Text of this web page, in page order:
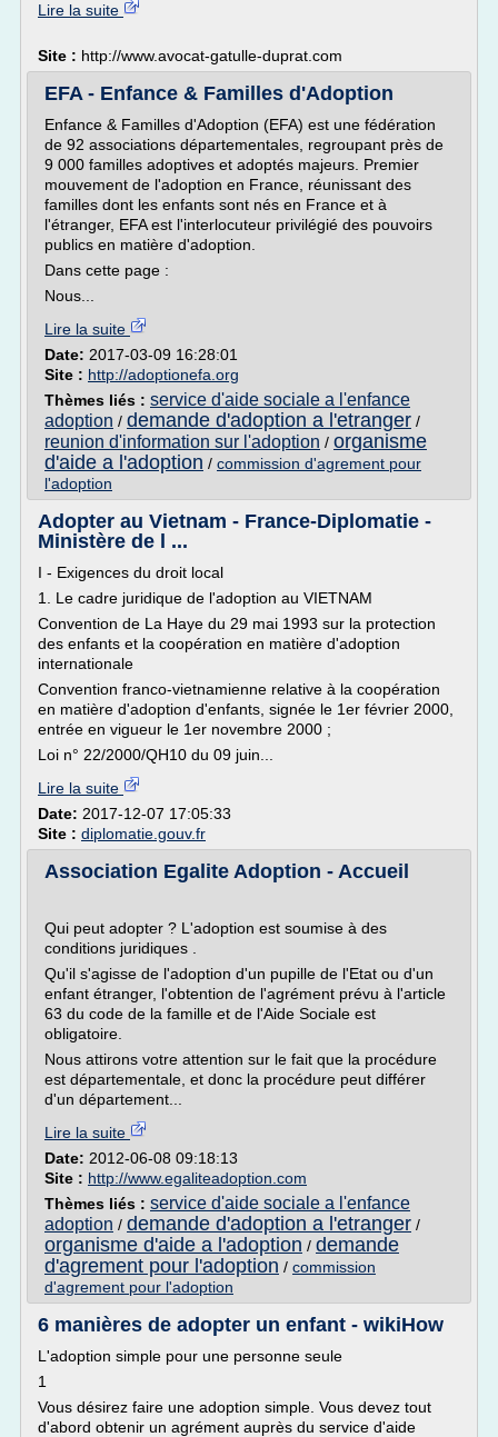
Lire la suite
Site : http://www.avocat-gatulle-duprat.com
EFA - Enfance & Familles d'Adoption
Enfance & Familles d'Adoption (EFA) est une fédération
de 92 associations départementales, regroupant près de
9 000 familles adoptives et adoptés majeurs. Premier
mouvement de l'adoption en France, réunissant des
familles dont les enfants sont nés en France et à
l'étranger, EFA est l'interlocuteur privilégié des pouvoirs
publics en matière d'adoption.
Dans cette page :
Nous...
Lire la suite
Date: 2017-03-09 16:28:01
Site : http://adoptionefa.org
Thèmes liés : service d'aide sociale a l'enfance
adoption / demande d'adoption a l'etranger /
reunion d'information sur l'adoption / organisme
d'aide a l'adoption / commission d'agrement pour
l'adoption
Adopter au Vietnam - France-Diplomatie -
Ministère de l ...
I - Exigences du droit local
1. Le cadre juridique de l'adoption au VIETNAM
Convention de La Haye du 29 mai 1993 sur la protection
des enfants et la coopération en matière d'adoption
internationale
Convention franco-vietnamienne relative à la coopération
en matière d'adoption d'enfants, signée le 1er février 2000,
entrée en vigueur le 1er novembre 2000 ;
Loi n° 22/2000/QH10 du 09 juin...
Lire la suite
Date: 2017-12-07 17:05:33
Site : diplomatie.gouv.fr
Association Egalite Adoption - Accueil
Qui peut adopter ? L'adoption est soumise à des
conditions juridiques .
Qu'il s'agisse de l'adoption d'un pupille de l'Etat ou d'un
enfant étranger, l'obtention de l'agrément prévu à l'article
63 du code de la famille et de l'Aide Sociale est
obligatoire.
Nous attirons votre attention sur le fait que la procédure
est départementale, et donc la procédure peut différer
d'un département...
Lire la suite
Date: 2012-06-08 09:18:13
Site : http://www.egaliteadoption.com
Thèmes liés : service d'aide sociale a l'enfance
adoption / demande d'adoption a l'etranger /
organisme d'aide a l'adoption / demande
d'agrement pour l'adoption / commission
d'agrement pour l'adoption
6 manières de adopter un enfant - wikiHow
L'adoption simple pour une personne seule
1
Vous désirez faire une adoption simple. Vous devez tout
d'abord obtenir un agrément auprès du service d'aide